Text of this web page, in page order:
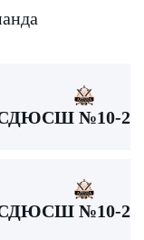
№10-
№10-